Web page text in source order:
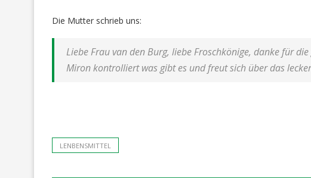
Die Mutter schrieb uns:
Liebe Frau van den Burg, liebe Froschkönige, danke für
Miron kontrolliert was gibt es und freut sich über das
LENBENSMITTEL